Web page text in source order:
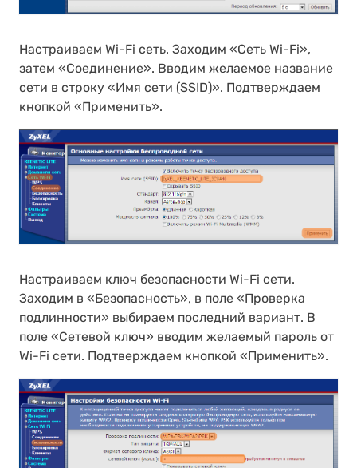
Настраиваем Wi-Fi сеть. Заходим «Сеть Wi-Fi»,
затем «Соединение». Вводим желаемое название
сети в строку «Имя сети (SSID)». Подтверждаем
кнопкой «Применить».
Настраиваем ключ безопасности Wi-Fi сети.
Заходим в «Безопасность», в поле «Проверка
подлинности» выбираем последний вариант. В
поле «Сетевой ключ» вводим желаемый пароль от
Wi-Fi сети. Подтверждаем кнопкой «Применить».